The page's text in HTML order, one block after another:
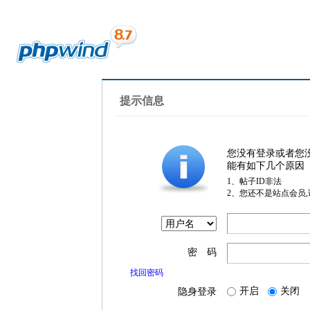
提示信息
您没有登录或者您
能有如下几个原因
1、帖子ID非法
2、您还不是站点会员
密 码
找回密码
隐身登录 开启 关闭